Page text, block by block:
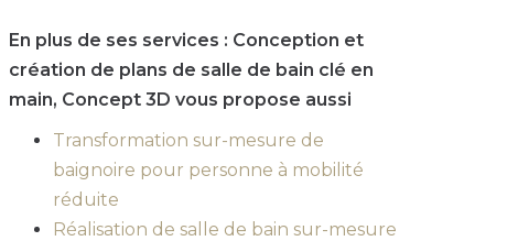
En plus de ses services : Conception et
création de plans de salle de bain clé en
main, Concept 3D vous propose aussi
Transformation sur-mesure de
baignoire pour personne à mobilité
réduite
Réalisation de salle de bain sur-mesure